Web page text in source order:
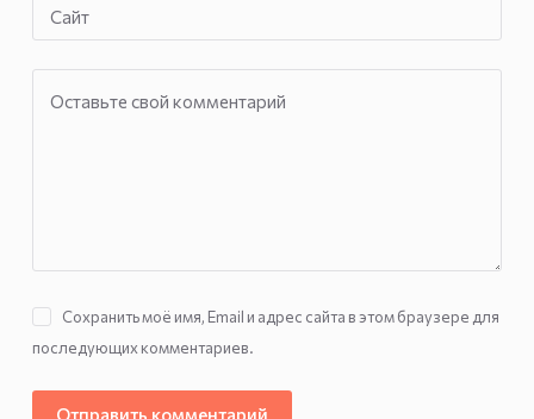
Сайт
Оставьте свой комментарий
Сохранить моё имя, Email и адрес сайта в этом браузере для
последующих комментариев.
Отправить комментарий